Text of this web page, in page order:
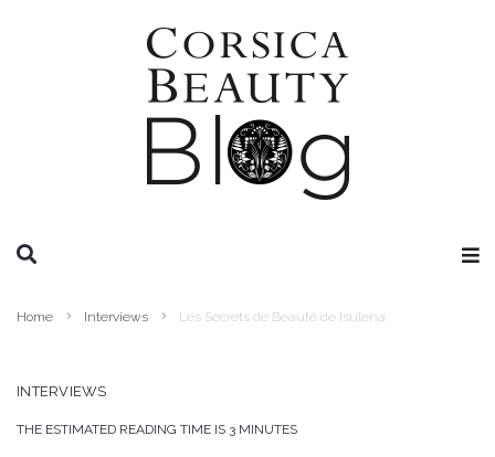
Home Interviews Les Secrets de Beauté de Isulena
INTERVIEWS
THE ESTIMATED READING TIME IS 3 MINUTES